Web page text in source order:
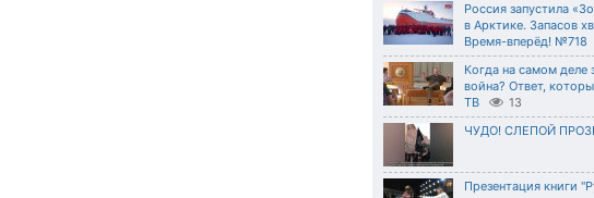
Россия запустила
в Арктике. Запасов
Время-вперёд! №718
Когда на самом деле
война? Ответ,
ТВ
13
ЧУДО! СЛЕПОЙ
Презентация книги